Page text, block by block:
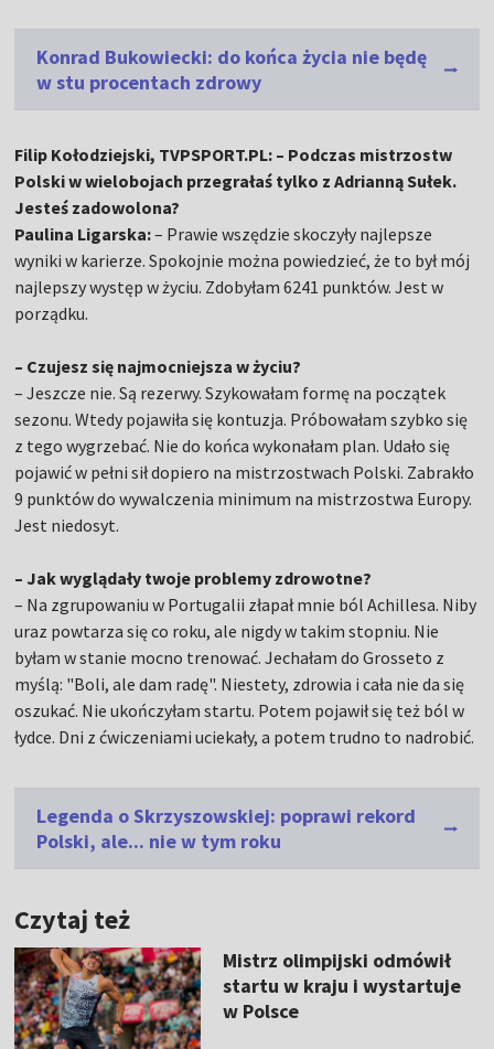
Konrad Bukowiecki: do końca życia nie będę
w stu procentach zdrowy
Filip Kołodziejski, TVPSPORT.PL: – Podczas mistrzostw
Polski w wielobojach przegrałaś tylko z Adrianną Sułek.
Jesteś zadowolona?
Paulina Ligarska:– Prawie wszędzie skoczyły najlepsze
wyniki w karierze. Spokojnie można powiedzieć, że to był mój
najlepszy występ w życiu. Zdobyłam 6241 punktów. Jest w
porządku.
– Czujesz się najmocniejsza w życiu?
– Jeszcze nie. Są rezerwy. Szykowałam formę na początek
sezonu. Wtedy pojawiła się kontuzja. Próbowałam szybko się
z tego wygrzebać. Nie do końca wykonałam plan. Udało się
pojawić w pełni sił dopiero na mistrzostwach Polski. Zabrakło
9 punktów do wywalczenia minimum na mistrzostwa Europy.
Jest niedosyt.
– Jak wyglądały twoje problemy zdrowotne?
– Na zgrupowaniu w Portugalii złapał mnie ból Achillesa. Niby
uraz powtarza się co roku, ale nigdy w takim stopniu. Nie
byłam w stanie mocno trenować. Jechałam do Grosseto z
myślą: "Boli, ale dam radę". Niestety, zdrowia i cała nie da się
oszukać. Nie ukończyłam startu. Potem pojawił się też ból w
łydce. Dni z ćwiczeniami uciekały, a potem trudno to nadrobić.
Legenda o Skrzyszowskiej: poprawi rekord
Polski, ale... nie w tym roku
Czytaj też
Mistrz olimpijski odmówił
startu w kraju i wystartuje
w Polsce